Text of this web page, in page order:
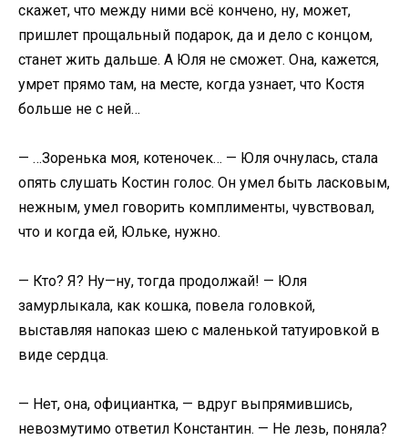
скажет, что между ними всё кончено, ну, может,
пришлет прощальный подарок, да и дело с концом,
станет жить дальше. А Юля не сможет. Она, кажется,
умрет прямо там, на месте, когда узнает, что Костя
больше не с ней…
— …Зоренька моя, котеночек… — Юля очнулась, стала
опять слушать Костин голос. Он умел быть ласковым,
нежным, умел говорить комплименты, чувствовал,
что и когда ей, Юльке, нужно.
— Кто? Я? Ну—ну, тогда продолжай! — Юля
замурлыкала, как кошка, повела головкой,
выставляя напоказ шею с маленькой татуировкой в
виде сердца.
— Нет, она, официантка, — вдруг выпрямившись,
невозмутимо ответил Константин. — Не лезь, поняла?